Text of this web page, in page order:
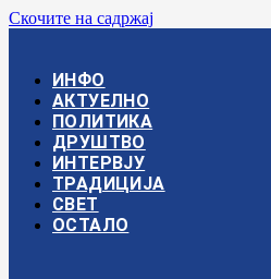
Скочите на садржај
ИНФО
АКТУЕЛНО
ПОЛИТИКА
ДРУШТВО
ИНТЕРВЈУ
ТРАДИЦИЈА
СВЕТ
ОСТАЛО